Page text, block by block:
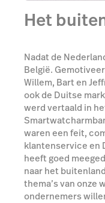
Het
Nadat de
België.
Willem, Bart en
ook de Duitse
werd vertaald in
waren een feit,
klantenservice en
heeft goed
naar het
thema’s van onze
ondernemers